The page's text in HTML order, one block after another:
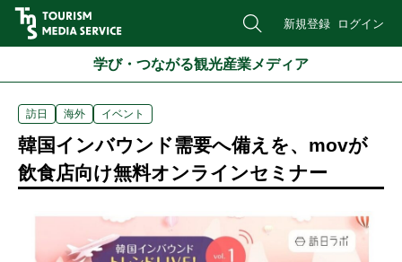
新規登録 ログイン
学び・つながる観光産業メディア
訪日 海外 イベント
韓国インバウンド需要へ備えを、movが
飲食店向け無料オンラインセミナー